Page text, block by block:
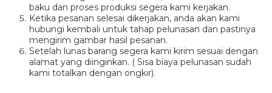
baku dan proses produksi segera kami kerjakan.
Ketika pesanan selesai dikerjakan, anda akan kami
hubungi kembali untuk tahap pelunasan dan pastinya
mengirim gambar hasil pesanan.
Setelah lunas barang segera kami kirim sesuai dengan
alamat yang diinginkan. ( Sisa biaya pelunasan sudah
kami totalkan dengan ongkir).